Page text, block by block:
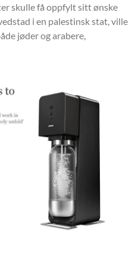
skulle få oppfylt sitt ønske
i en palestinsk stat, ville
jøder og arabere,